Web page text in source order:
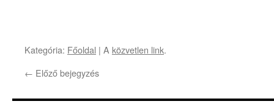
Kategória: Főoldal | A közvetlen link.
← Előző bejegyzés